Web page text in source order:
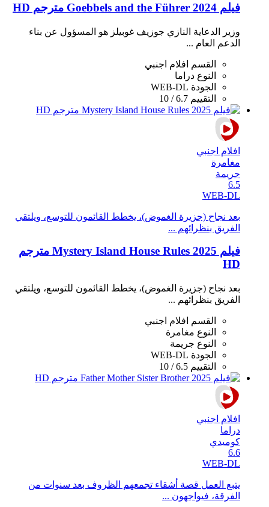
فيلم Goebbels and the Führer 2024 مترجم HD
وزير الدعاية النازي جوزيف غوبيلز هو المسؤول عن بناء
الدعم العام ...
القسم
افلام اجنبي
النوع دراما
الجودة WEB-DL
التقييم 6.7 / 10
افلام اجنبي
مغامرة
جريمة
6.5
WEB-DL
بعد نجاح (جزيرة الغموض)، يخطط القائمون للتوسع، ويلتقي
الفريق بنظرائهم ...
فيلم Mystery Island House Rules 2025 مترجم
HD
بعد نجاح (جزيرة الغموض)، يخطط القائمون للتوسع، ويلتقي
الفريق بنظرائهم ...
القسم
افلام اجنبي
النوع مغامرة
النوع جريمة
الجودة WEB-DL
التقييم 6.5 / 10
افلام اجنبي
دراما
كوميدي
6.6
WEB-DL
يتبع العمل قصة أشقاء تجمعهم الظروف بعد سنوات من
الفرقة، فيواجهون ...